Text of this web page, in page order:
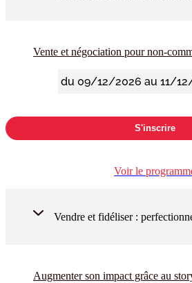
Vente et négociation pour non-
S'inscrire
Voir le
Vendre et fidéliser :
Augmenter son impact grâce au